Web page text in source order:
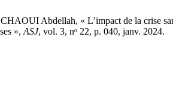
Abdellah, « L’impact de la crise
», ASJ, vol. 3, nᵒ 22, p. 040, janv. 2024.